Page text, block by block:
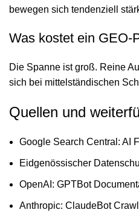
bewegen sich tendenziell
Was kostet ein GEO-
Die Spanne ist groß. Reine
sich bei mittelständischen
Quellen und
Google Search Central: AI
Eidgenössischer
OpenAI: GPTBot
Anthropic: ClaudeBot